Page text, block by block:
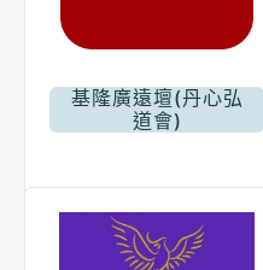
基隆廣遠壇(丹心弘
道會)